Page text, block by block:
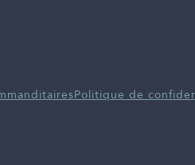
Politique de